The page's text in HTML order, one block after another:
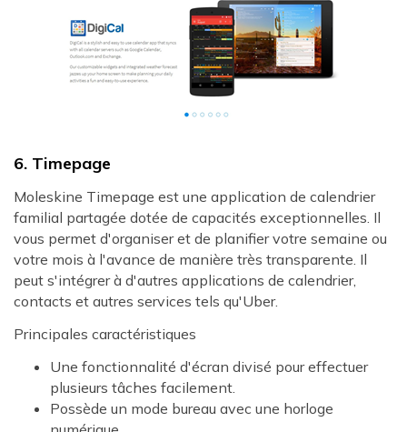
6. Timepage
Moleskine Timepage est une application de calendrier
familial partagée dotée de capacités exceptionnelles. Il
vous permet d'organiser et de planifier votre semaine ou
votre mois à l'avance de manière très transparente. Il
peut s'intégrer à d'autres applications de calendrier,
contacts et autres services tels qu'Uber.
Principales caractéristiques
Une fonctionnalité d'écran divisé pour effectuer
plusieurs tâches facilement.
Possède un mode bureau avec une horloge